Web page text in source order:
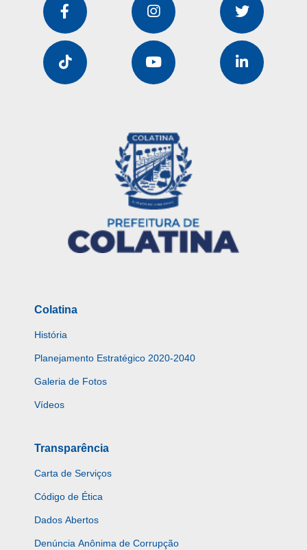
Colatina
História
Planejamento Estratégico 2020-2040
Galeria de Fotos
Vídeos
Transparência
Carta de Serviços
Código de Ética
Dados Abertos
Denúncia Anônima de Corrupção